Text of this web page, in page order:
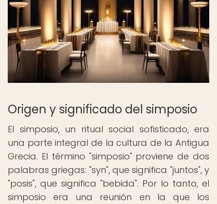
Origen y significado del simposio
El simposio, un ritual social sofisticado, era
una parte integral de la cultura de la Antigua
Grecia. El término "simposio" proviene de dos
palabras griegas: "syn", que significa "juntos", y
"posis", que significa "bebida". Por lo tanto, el
simposio era una reunión en la que los